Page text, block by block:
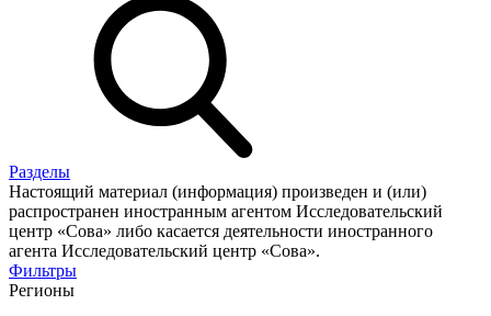
Разделы
Настоящий материал (информация) произведен и (или)
распространен иностранным агентом Исследовательский
центр «Сова» либо касается деятельности иностранного
агента Исследовательский центр «Сова».
Фильтры
Регионы